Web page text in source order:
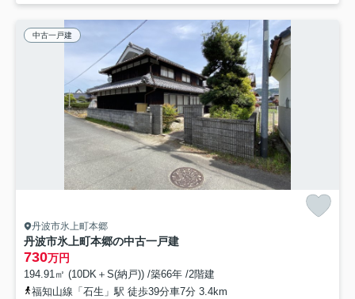
中古一戸建
丹波市氷上町本郷
丹波市氷上町本郷の中古一戸建
730万円
194.91㎡ (10DK＋S(納戸)) /築66年 /2階建
福知山線「石生」駅 徒歩39分車7分 3.4km